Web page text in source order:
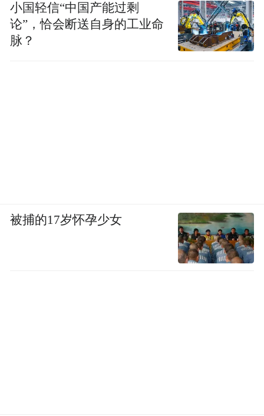
小国轻信“中国产能过剩
论”，恰会断送自身的工业命
脉？
被捕的17岁怀孕少女